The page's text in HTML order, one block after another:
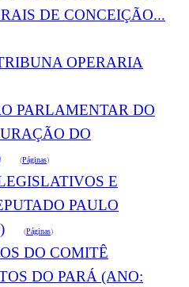
DE CONCEIÇÃO...
OPERARIA
PARLAMENTAR DO
DO
(Páginas)
E
PAULO
(Páginas)
DO COMITÊ
DO PARÁ (ANO: